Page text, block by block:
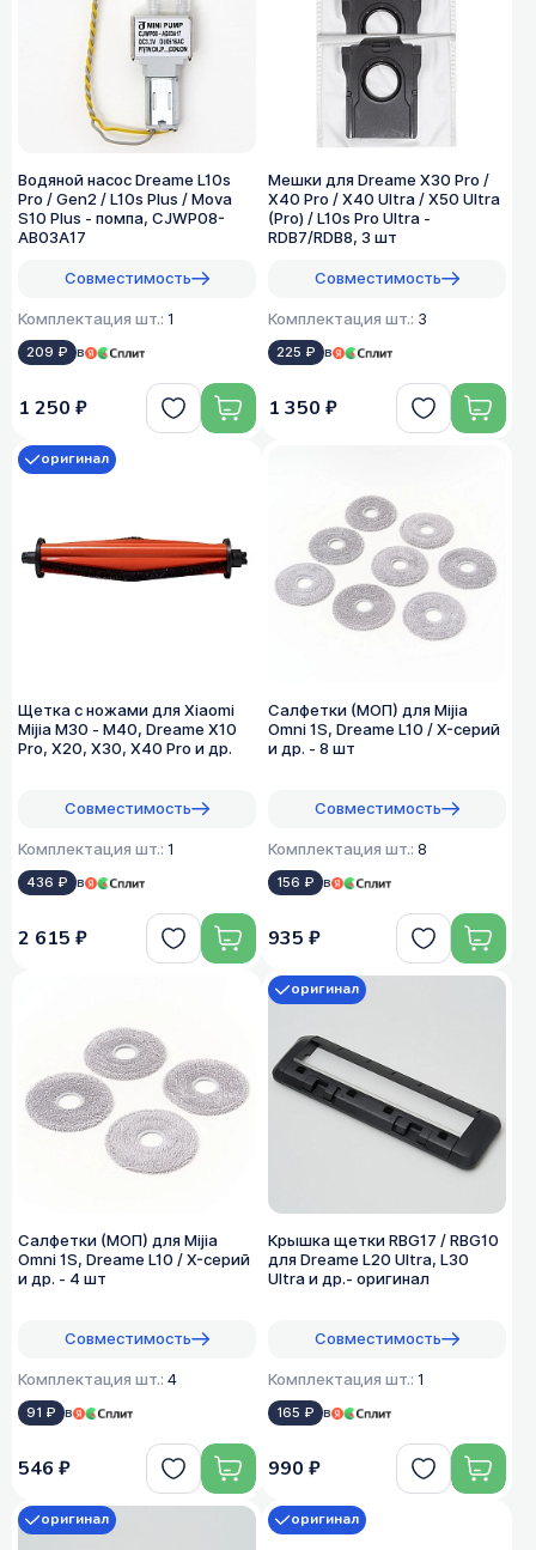
Водяной насос Dreame L10s
Pro / Gen2 / L10s Plus / Mova
S10 Plus - помпа, CJWP08-
AB03A17
Совместимость
Комплектация шт.: 1
209 ₽ в
1 250 ₽
Мешки для Dreame X30 Pro /
X40 Pro / X40 Ultra / X50 Ultra
(Pro) / L10s Pro Ultra -
RDB7/RDB8, 3 шт
Совместимость
Комплектация шт.: 3
225 ₽ в
1 350 ₽
Щетка с ножами для Xiaomi
Mijia M30 - M40, Dreame X10
Pro, X20, X30, X40 Pro и др.
Совместимость
Комплектация шт.: 1
436 ₽ в
оригинал
2 615 ₽
Салфетки (МОП) для Mijia
Omni 1S, Dreame L10 / X-серий
и др. - 8 шт
Совместимость
Комплектация шт.: 8
156 ₽ в
935 ₽
Салфетки (МОП) для Mijia
Omni 1S, Dreame L10 / X-серий
и др. - 4 шт
Совместимость
Комплектация шт.: 4
91 ₽ в
546 ₽
Крышка щетки RBG17 / RBG10
для Dreame L20 Ultra, L30
Ultra и др.- оригинал
Совместимость
Комплектация шт.: 1
165 ₽ в
оригинал
990 ₽
оригинал оригинал